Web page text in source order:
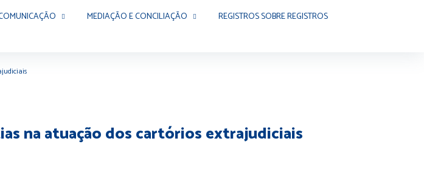
MEDIAÇÃO E CONCILIAÇÃO
REGISTROS SOBRE REGISTROS
na atuação dos cartórios extrajudiciais